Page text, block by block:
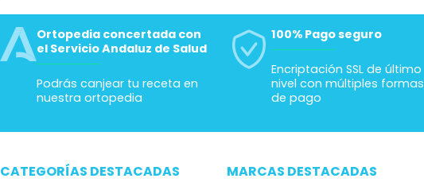
Ortopedia concertada con
el Servicio Andaluz de Salud
Podrás canjear tu receta en
nuestra ortopedia
100% Pago seguro
Encriptación SSL de último
nivel con múltiples formas
de pago
CATEGORÍAS DESTACADAS MARCAS DESTACADAS